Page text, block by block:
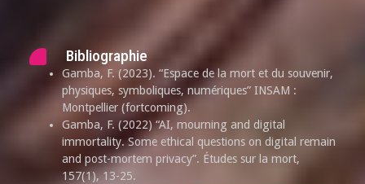
Bibliographie
Gamba, F. (2023). “Espace de la mort et du souvenir,
physiques, symboliques, numériques” INSAM :
Montpellier (fortcoming).
Gamba, F. (2022) “AI, mourning and digital
immortality. Some ethical questions on digital remain
and post-mortem privacy”. Études sur la mort,
157(1), 13-25.